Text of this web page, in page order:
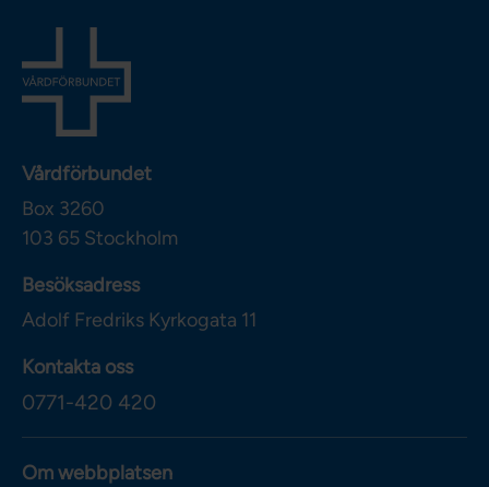
Vårdförbundet
Box 3260
103 65 Stockholm
Besöksadress
Adolf Fredriks Kyrkogata 11
Kontakta oss
0771-420 420
Om webbplatsen